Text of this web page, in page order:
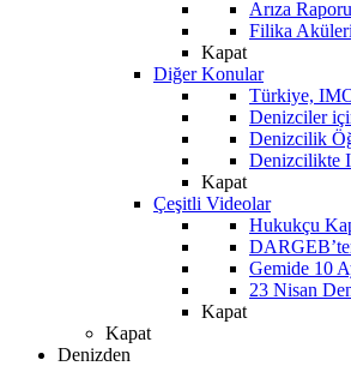
Arıza
Filika
Kapat
Diğer Konular
Türkiye,
Denizciler
Denizcilik
Denizcilikte
Kapat
Çeşitli Videolar
Hukukçu
Gemide 10
23 Nisan
Kapat
Kapat
Denizden